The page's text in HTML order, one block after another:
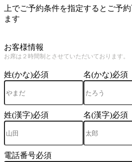
上でご予約条件を指定するとご予
ます
お客様情報
お席は２時間制とさせていただいております。
姓(かな)必須 名(かな)必須
姓(漢字)必須 名(漢字)必須
電話番号必須